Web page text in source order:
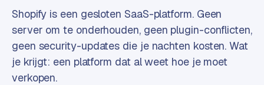
s
i
t
e
Shopify is een gesloten SaaS-platform. Geen
server om te onderhouden, geen plugin-conflicten,
geen security-updates die je nachten kosten. Wat
je krijgt: een platform dat al weet hoe je moet
verkopen.